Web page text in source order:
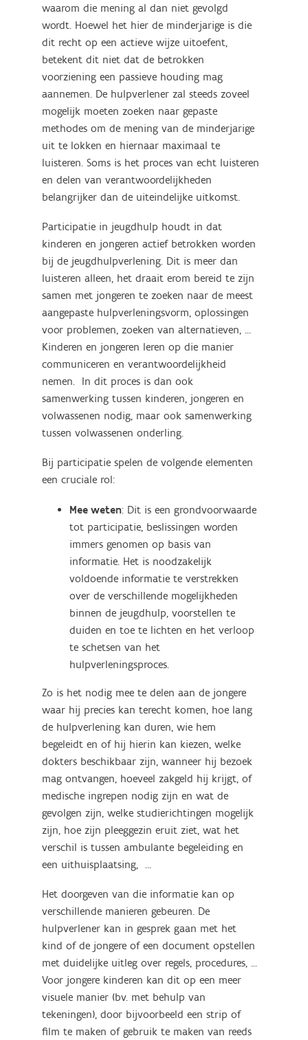
waarom die mening al dan niet gevolgd
wordt. Hoewel het hier de minderjarige is die
dit recht op een actieve wijze uitoefent,
betekent dit niet dat de betrokken
voorziening een passieve houding mag
aannemen. De hulpverlener zal steeds zoveel
mogelijk moeten zoeken naar gepaste
methodes om de mening van de minderjarige
uit te lokken en hiernaar maximaal te
luisteren. Soms is het proces van echt luisteren
en delen van verantwoordelijkheden
belangrijker dan de uiteindelijke uitkomst.
Participatie in jeugdhulp houdt in dat
kinderen en jongeren actief betrokken worden
bij de jeugdhulpverlening. Dit is meer dan
luisteren alleen, het draait erom bereid te zijn
samen met jongeren te zoeken naar de meest
aangepaste hulpverleningsvorm, oplossingen
voor problemen, zoeken van alternatieven, ...
Kinderen en jongeren leren op die manier
communiceren en verantwoordelijkheid
nemen. In dit proces is dan ook
samenwerking tussen kinderen, jongeren en
volwassenen nodig, maar ook samenwerking
tussen volwassenen onderling.
Bij participatie spelen de volgende elementen
een cruciale rol:
Mee weten: Dit is een grondvoorwaarde
tot participatie, beslissingen worden
immers genomen op basis van
informatie. Het is noodzakelijk
voldoende informatie te verstrekken
over de verschillende mogelijkheden
binnen de jeugdhulp, voorstellen te
duiden en toe te lichten en het verloop
te schetsen van het
hulpverleningsproces.
Zo is het nodig mee te delen aan de jongere
waar hij precies kan terecht komen, hoe lang
de hulpverlening kan duren, wie hem
begeleidt en of hij hierin kan kiezen, welke
dokters beschikbaar zijn, wanneer hij bezoek
mag ontvangen, hoeveel zakgeld hij krijgt, of
medische ingrepen nodig zijn en wat de
gevolgen zijn, welke studierichtingen mogelijk
zijn, hoe zijn pleeggezin eruit ziet, wat het
verschil is tussen ambulante begeleiding en
een uithuisplaatsing, ...
Het doorgeven van die informatie kan op
verschillende manieren gebeuren. De
hulpverlener kan in gesprek gaan met het
kind of de jongere of een document opstellen
met duidelijke uitleg over regels, procedures, ...
Voor jongere kinderen kan dit op een meer
visuele manier (bv. met behulp van
tekeningen), door bijvoorbeeld een strip of
film te maken of gebruik te maken van reeds